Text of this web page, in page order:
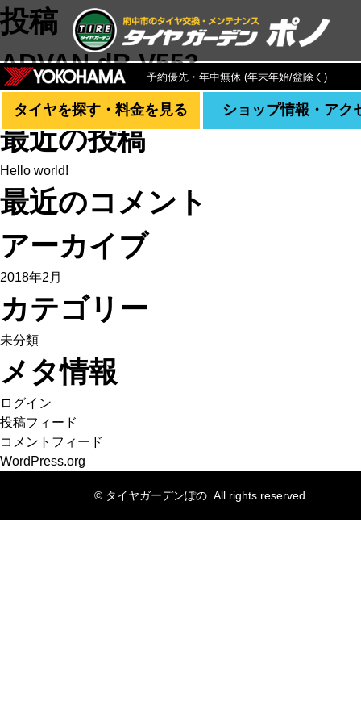
予約優先・年中無休 (年末年始/盆除く)
タイヤを探す・料金を見る ショップ情報・アク
投稿
ADVAN dB V553
検索:
最近の投稿
Hello world!
最近のコメント
アーカイブ
2018年2月
カテゴリー
未分類
メタ情報
ログイン
投稿フィード
コメントフィード
WordPress.org
© タイヤガーデンぽの. All rights reserved.